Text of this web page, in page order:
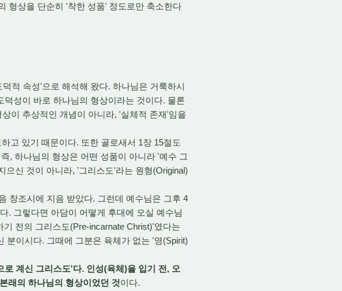
형상을 단순히 '착한 성품' 정도로만 축소한다
적 속성'으로 해석해 왔다. 하나님은 거룩하시
성이 바로 하나님의 형상이라는 것이다. 물론
이 추상적인 개념이 아니라, '실체적 존재'임을
고 있기 때문이다. 또한 골로새서 1장 15절도
, 하나님의 형상은 어떤 성품이 아니라 '예수 그
신 것이 아니라, '그리스도'라는 원형(Original)
창조시에 지음 받았다. 그런데 예수님은 그후 4
. 그렇다면 아담이 어떻게 후대에 오실 예수님
전의 그리스도(Pre-incarnate Christ)'였다는
분이시다. 그때에 그분은 육체가 없는 '영(Spirit)
계신 그리스도'다. 인성(육체)을 입기 전, 오
래의 하나님의 형상이었던 것이다.